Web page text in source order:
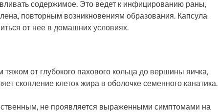
содержимое. Это ведет к инфицированию раны,
повторным возникновениям образования. Капсула
от нее в домашних условиях.
от глубокого пахового кольца до вершины яичка,
скопление клеток жира в оболочке семенного канатика.
не проявляется выраженными симптомами на